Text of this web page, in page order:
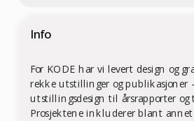
Info
For KODE har vi levert design og
rekke utstillinger og publikasjoner
utstillingsdesign til årsrapporter og
Prosjektene inkluderer blant